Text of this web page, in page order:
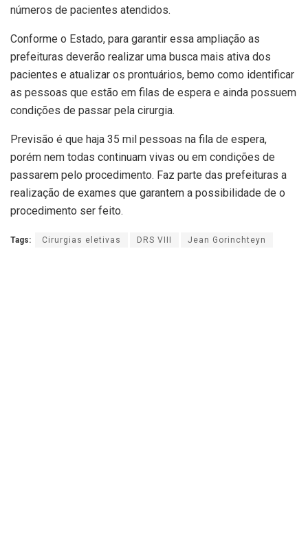
números de pacientes atendidos.
Conforme o Estado, para garantir essa ampliação as
prefeituras deverão realizar uma busca mais ativa dos
pacientes e atualizar os prontuários, bemo como identificar
as pessoas que estão em filas de espera e ainda possuem
condições de passar pela cirurgia.
Previsão é que haja 35 mil pessoas na fila de espera,
porém nem todas continuam vivas ou em condições de
passarem pelo procedimento. Faz parte das prefeituras a
realização de exames que garantem a possibilidade de o
procedimento ser feito.
Tags: Cirurgias eletivas DRS VIII Jean Gorinchteyn